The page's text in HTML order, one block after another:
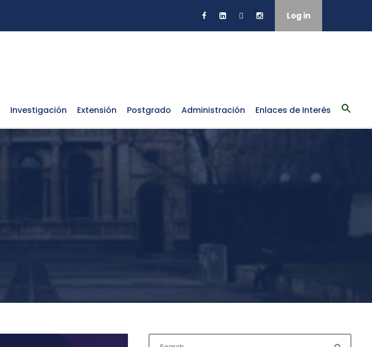
Log in
Investigación Extensión Postgrado Administración Enlaces de Interés